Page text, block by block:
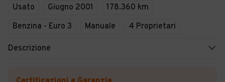
Usato Giugno 2001
178.360 km
Benzina - Euro 3
Manuale 4 Proprietari
Descrizione